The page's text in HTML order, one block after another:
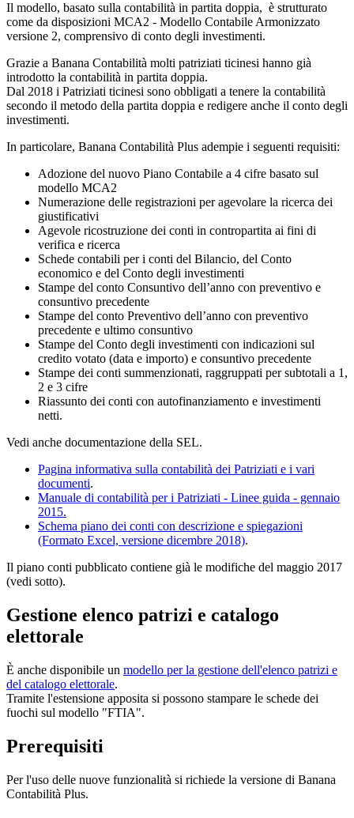
Il modello, basato sulla contabilità in partita doppia, è strutturato
come da disposizioni MCA2 - Modello Contabile Armonizzato
versione 2, comprensivo di conto degli investimenti.
Grazie a Banana Contabilità molti patriziati ticinesi hanno già
introdotto la contabilità in partita doppia.
Dal 2018 i Patriziati ticinesi sono obbligati a tenere la contabilità
secondo il metodo della partita doppia e redigere anche il conto degli
investimenti.
In particolare, Banana Contabilità Plus adempie i seguenti requisiti:
Adozione del nuovo Piano Contabile a 4 cifre basato sul
modello MCA2
Numerazione delle registrazioni per agevolare la ricerca dei
giustificativi
Agevole ricostruzione dei conti in contropartita ai fini di
verifica e ricerca
Schede contabili per i conti del Bilancio, del Conto
economico e del Conto degli investimenti
Stampe del conto Consuntivo dell’anno con preventivo e
consuntivo precedente
Stampe del conto Preventivo dell’anno con preventivo
precedente e ultimo consuntivo
Stampe del Conto degli investimenti con indicazioni sul
credito votato (data e importo) e consuntivo precedente
Stampe dei conti summenzionati, raggruppati per subtotali a 1,
2 e 3 cifre
Riassunto dei conti con autofinanziamento e investimenti
netti.
Vedi anche documentazione della SEL.
Pagina informativa sulla contabilità dei Patriziati e i vari
documenti.
Manuale di contabilità per i Patriziati - Linee guida - gennaio
2015.
Schema piano dei conti con descrizione e spiegazioni
(Formato Excel, versione dicembre 2018).
Il piano conti pubblicato contiene già le modifiche del maggio 2017
(vedi sotto).
Gestione elenco patrizi e catalogo
elettorale
È anche disponibile un modello per la gestione dell'elenco patrizi e
del catalogo elettorale.
Tramite l'estensione apposita si possono stampare le schede dei
fuochi sul modello "FTIA".
Prerequisiti
Per l'uso delle nuove funzionalità si richiede la versione di Banana
Contabilità Plus.